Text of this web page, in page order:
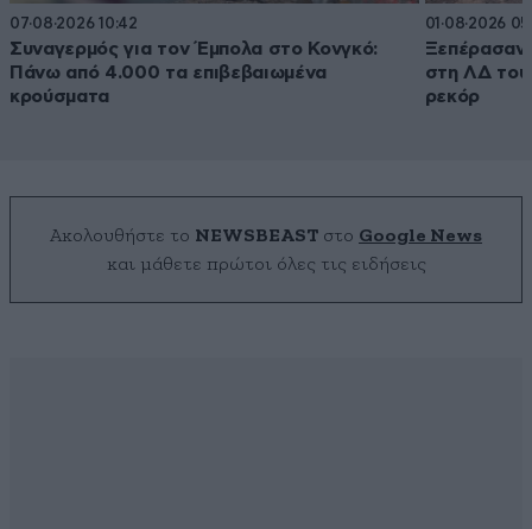
07·08·2026 10:42
Συναγερμός για τον Έμπολα στο Κονγκό:
Πάνω από 4.000 τα επιβεβαιωμένα
κρούσματα
01·08·2026
Ξεπέρασαν
στη ΛΔ του
ρεκόρ
Ακολουθήστε το NEWSBEAST στο Google News
και μάθετε πρώτοι όλες τις ειδήσεις